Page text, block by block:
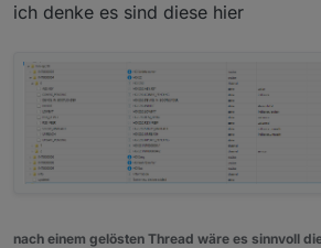
ich denke es sind diese hier
nach einem gelösten Thread wäre es sinnvoll